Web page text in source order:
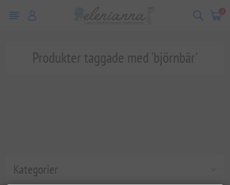
0
Kategorier
Produkter taggade med 'björnbär'